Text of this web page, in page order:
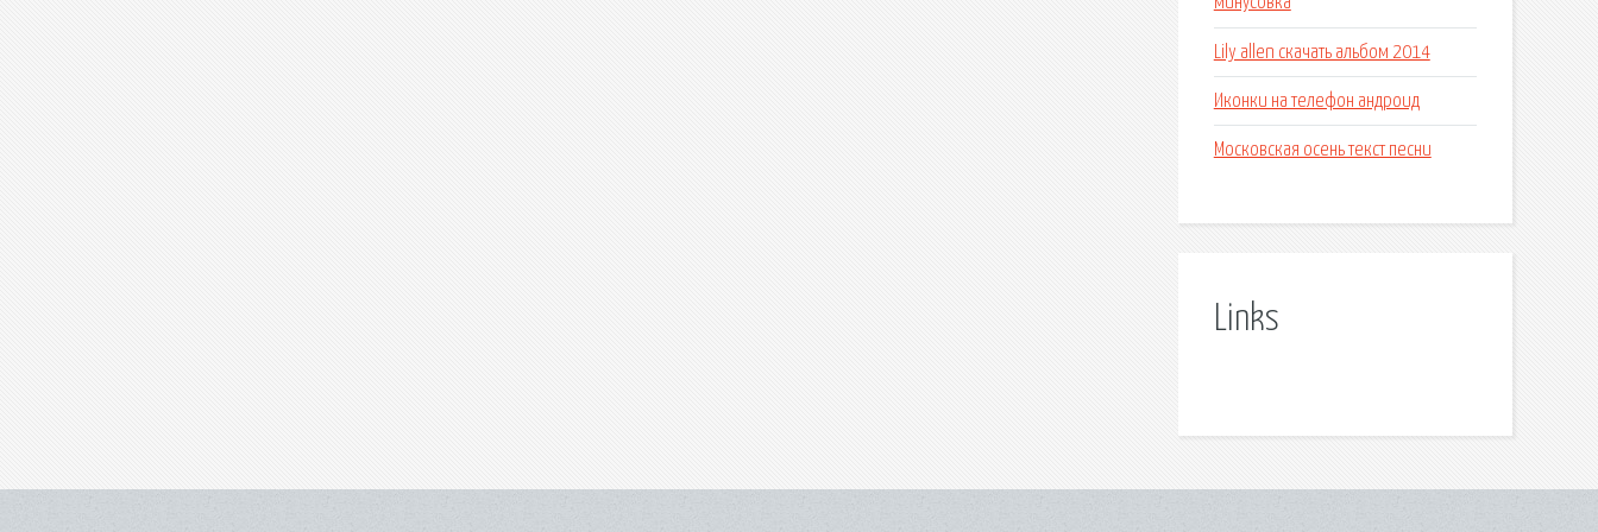
Lily allen скачать альбом 2014
Иконки на телефон андроид
Московская осень текст песни
Links